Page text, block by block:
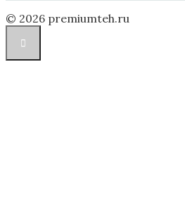
© 2026 premiumteh.ru